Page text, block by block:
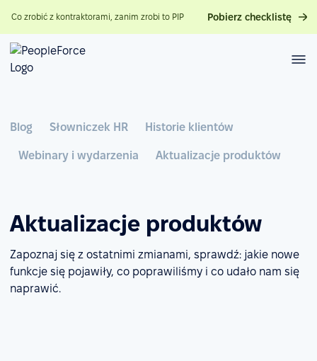
Co zrobić z kontraktorami, zanim zrobi to PIP Pobierz checklistę
Blog Słowniczek HR Historie klientów
Webinary i wydarzenia Aktualizacje produktów
Aktualizacje produktów
Zapoznaj się z ostatnimi zmianami, sprawdź: jakie nowe
funkcje się pojawiły, co poprawiliśmy i co udało nam się
naprawić.